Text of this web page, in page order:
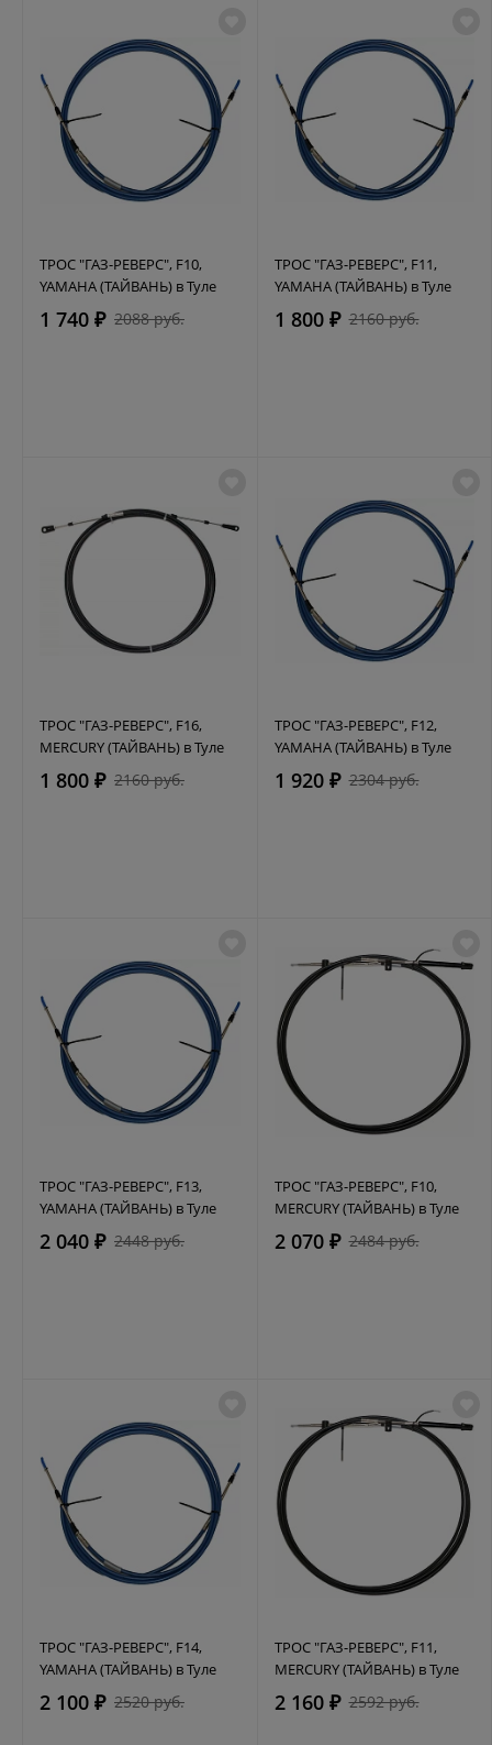
ТРОС "ГАЗ-РЕВЕРС", F10,
YAMAHA (ТАЙВАНЬ) в Туле
1 740 ₽ 2088 руб.
ТРОС "ГАЗ-РЕВЕРС", F11,
YAMAHA (ТАЙВАНЬ) в Туле
1 800 ₽ 2160 руб.
ТРОС "ГАЗ-РЕВЕРС", F16,
MERCURY (ТАЙВАНЬ) в Туле
1 800 ₽ 2160 руб.
ТРОС "ГАЗ-РЕВЕРС", F12,
YAMAHA (ТАЙВАНЬ) в Туле
1 920 ₽ 2304 руб.
ТРОС "ГАЗ-РЕВЕРС", F13,
YAMAHA (ТАЙВАНЬ) в Туле
2 040 ₽ 2448 руб.
ТРОС "ГАЗ-РЕВЕРС", F10,
MERCURY (ТАЙВАНЬ) в Туле
2 070 ₽ 2484 руб.
ТРОС "ГАЗ-РЕВЕРС", F14,
YAMAHA (ТАЙВАНЬ) в Туле
2 100 ₽ 2520 руб.
ТРОС "ГАЗ-РЕВЕРС", F11,
MERCURY (ТАЙВАНЬ) в Туле
2 160 ₽ 2592 руб.